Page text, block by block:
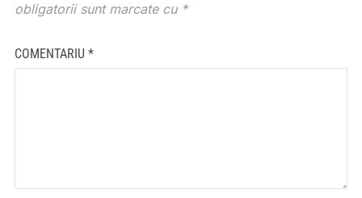
obligatorii sunt marcate cu *
COMENTARIU *